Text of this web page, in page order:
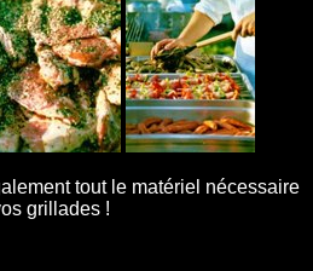
tout le matériel nécessaire
grillades !